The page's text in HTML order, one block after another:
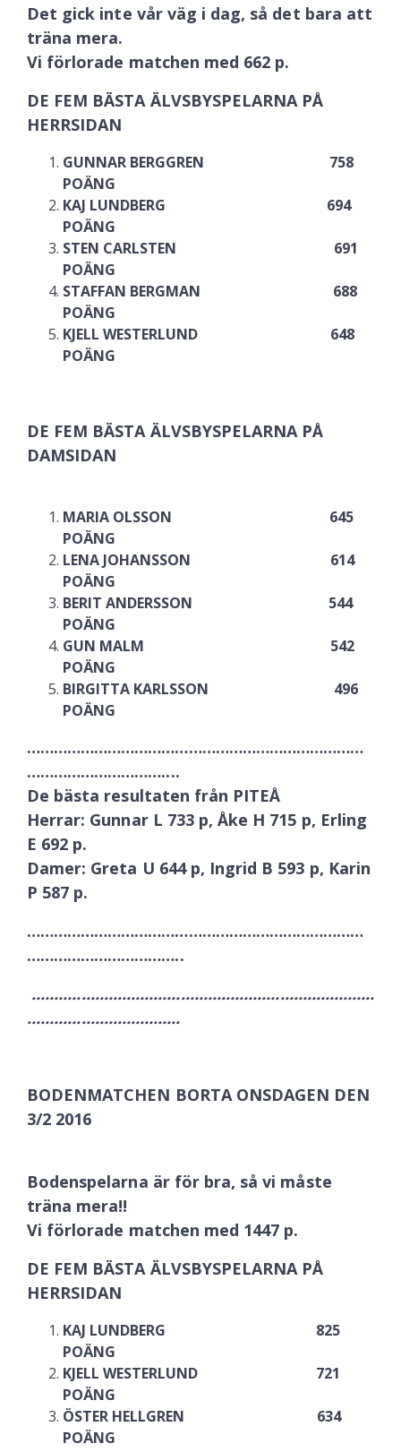
Det gick inte vår väg i dag, så det bara att
träna mera.
Vi förlorade matchen med 662 p.
DE FEM BÄSTA ÄLVSBYSPELARNA PÅ
HERRSIDAN
GUNNAR BERGGREN 758
POÄNG
KAJ LUNDBERG 694
POÄNG
STEN CARLSTEN 691
POÄNG
STAFFAN BERGMAN 688
POÄNG
KJELL WESTERLUND 648
POÄNG
DE FEM BÄSTA ÄLVSBYSPELARNA PÅ
DAMSIDAN
MARIA OLSSON 645
POÄNG
LENA JOHANSSON 614
POÄNG
BERIT ANDERSSON 544
POÄNG
GUN MALM 542
POÄNG
BIRGITTA KARLSSON 496
POÄNG
…………………………………………………………………
…………………………....
De bästa resultaten från PITEÅ
Herrar: Gunnar L 733 p, Åke H 715 p, Erling
E 692 p.
Damer: Greta U 644 p, Ingrid B 593 p, Karin
P 587 p.
…………………………………………………………………
……………………………..
............................................................................
..................................
BODENMATCHEN BORTA ONSDAGEN DEN
3/2 2016
Bodenspelarna är för bra, så vi måste
träna mera!!
Vi förlorade matchen med 1447 p.
DE FEM BÄSTA ÄLVSBYSPELARNA PÅ
HERRSIDAN
KAJ LUNDBERG 825
POÄNG
KJELL WESTERLUND 721
POÄNG
ÖSTER HELLGREN 634
POÄNG